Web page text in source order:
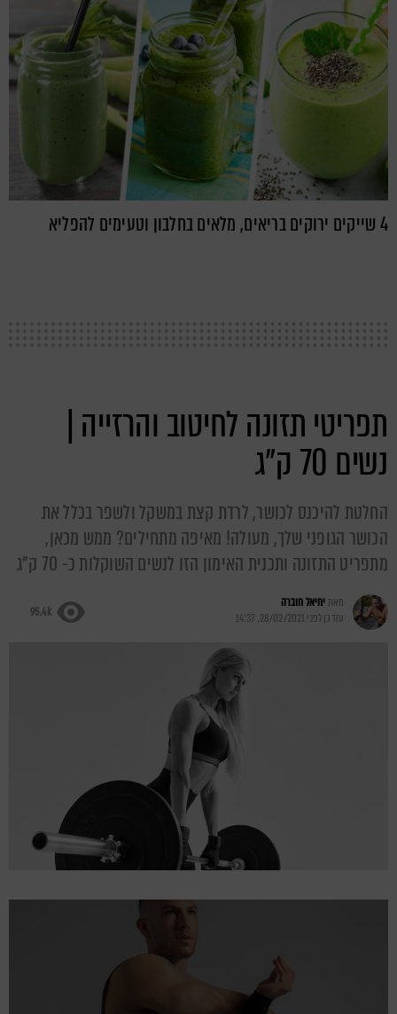
4 שייקים ירוקים בריאים, מלאים בחלבון וטעימים להפליא
תפריטי תזונה לחיטוב והרזייה |
נשים 70 ק"ג
החלטת להיכנס לכושר, לרדת קצת במשקל ולשפר בכלל את
הכושר הגופני שלך, מעולה! מאיפה מתחילים? ממש מכאן,
מתפריט התזונה ותכנית האימון הזו לנשים השוקלות כ- 70 ק"ג
מאתיחיאל חוברה
עודכן לפני 28/02/2021, 14:37
95.4k